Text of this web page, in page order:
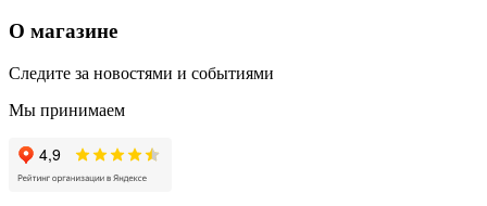
О магазине
Следите за новостями и событиями
Мы принимаем